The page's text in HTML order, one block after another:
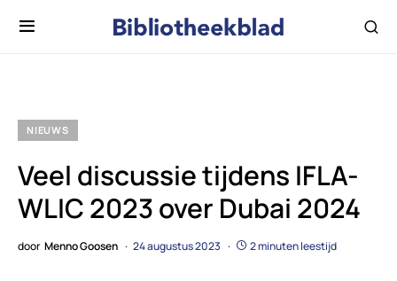
NIEUWS
Veel discussie tijdens IFLA-
WLIC 2023 over Dubai 2024
door Menno Goosen 24 augustus 2023 2 minuten leestijd